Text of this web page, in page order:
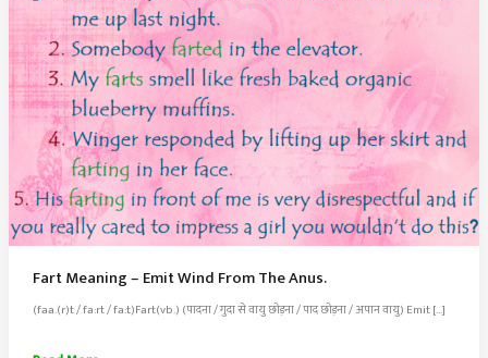
Fart Meaning – Emit Wind From The Anus.
(faa.(r)t / fa:rt / fa:t)Fart(vb.) (पादना / गुदा से वायु छोड़ना / पाद छोड़ना / अपान वायु) Emit […]